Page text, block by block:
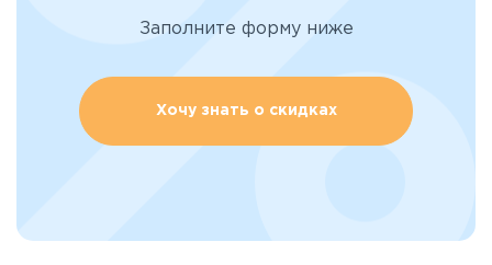
Заполните форму ниже
Хочу знать о скидках